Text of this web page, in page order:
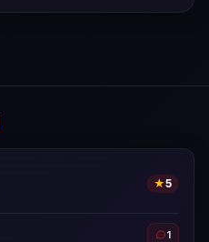
★5
1